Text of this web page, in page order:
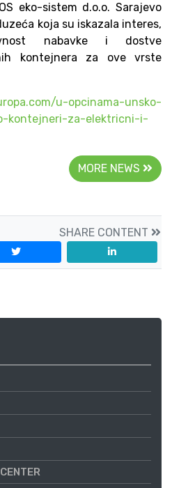
eko-sistem d.o.o. Sarajevo
koja su iskazala interes,
nabavke i dostve
kontejnera za ove vrste
u-opcinama-unsko-
kontejneri-za-elektricni-i-
MORE NEWS
SHARE CONTENT